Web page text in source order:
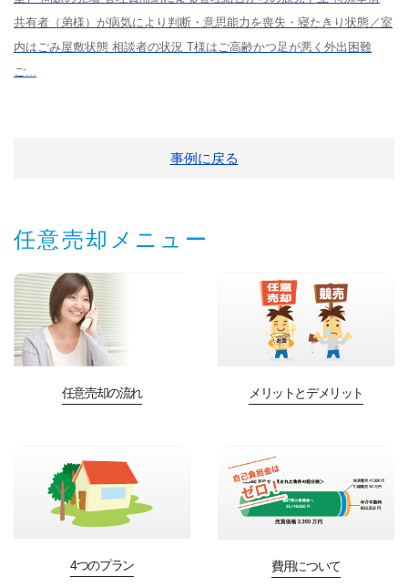
共有者（弟様）が病気により判断・意思能力を喪失・寝たきり状態／室
内はごみ屋敷状態 相談者の状況 T様はご高齢かつ足が悪く外出困難
ご...
事例に戻る
任意売却メニュー
任意売却の流れ メリットとデメリット
4つのプラン 費用について